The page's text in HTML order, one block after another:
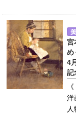
宮
め
4
記
洋